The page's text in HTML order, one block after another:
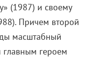
хорошие. Нет
то картина о
государства,
человека от
он стал